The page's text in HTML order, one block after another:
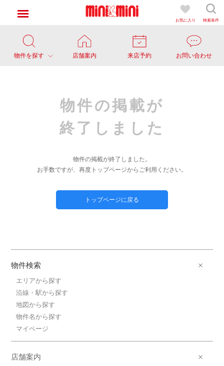
お気に入り 検索条件
物件を探す 店舗案内 来店予約 お問い合わせ
物件の掲載が
終了しました
物件の掲載が終了しました。
お手数ですが、再度トップページからご利用ください。
トップページに戻る
物件検索
エリアから探す
沿線・駅から探す
地図から探す
物件名から探す
マイページ
店舗案内